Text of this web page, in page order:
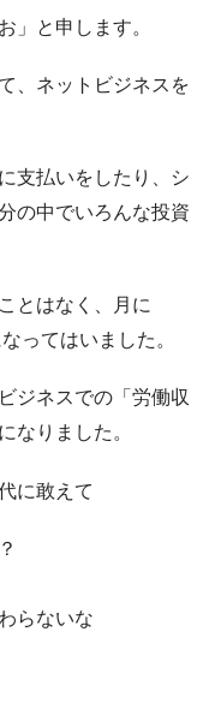
」と申します。
、ネットビジネスを
支払いをしたり、シ
の中でいろんな投資
とはなく、月に
ってはいました。
ジネスでの「労働収
なりました。
に敢えて
らないな